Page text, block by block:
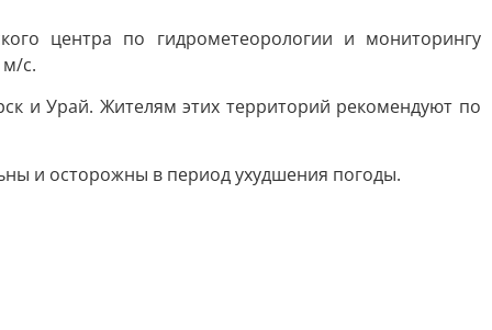
центра по гидрометеорологии и мониторингу
с.
и Урай. Жителям этих территорий рекомендуют по
и осторожны в период ухудшения погоды.